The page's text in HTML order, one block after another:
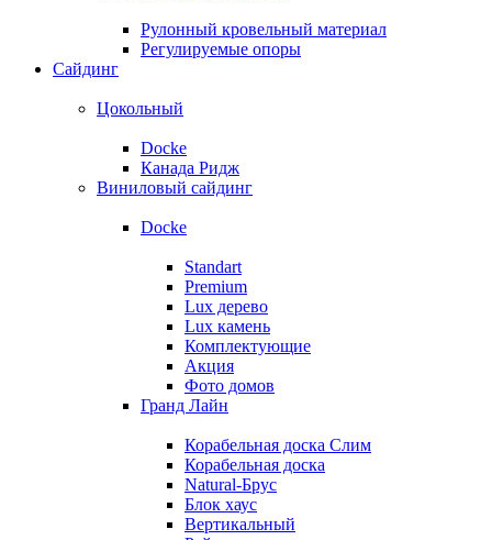
Рулонный кровельный материал
Регулируемые опоры
Сайдинг
Цокольный
Docke
Канада Ридж
Виниловый сайдинг
Docke
Standart
Premium
Lux дерево
Lux камень
Комплектующие
Акция
Фото домов
Гранд Лайн
Корабельная доска Слим
Корабельная доска
Natural-Брус
Блок хаус
Вертикальный